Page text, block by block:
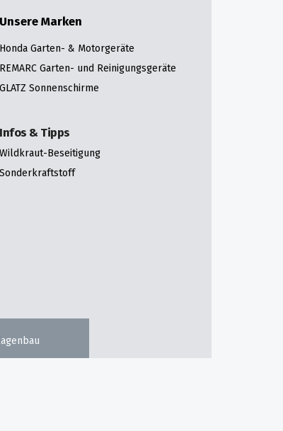
Unsere Marken
Honda Garten- & Motorgeräte
REMARC Garten- und Reinigungsgeräte
GLATZ Sonnenschirme
Infos & Tipps
Wildkraut-Beseitigung
Sonderkraftstoff